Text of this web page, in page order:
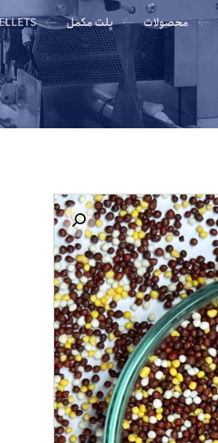
محصولات پلت مکمل
بزرگنمایی تصویر